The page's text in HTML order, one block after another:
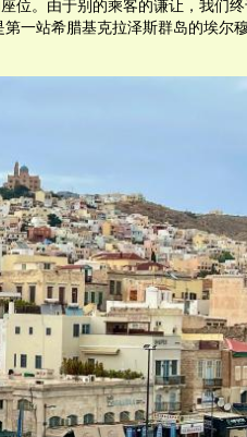
位。由于别的乘客的谦让，我们终
一站希腊基克拉泽斯群岛的埃尔